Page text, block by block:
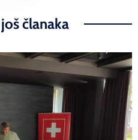
članaka